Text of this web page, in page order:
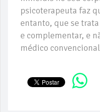
psicoterapeuta faz
entanto, que se
e complementar, e
médico